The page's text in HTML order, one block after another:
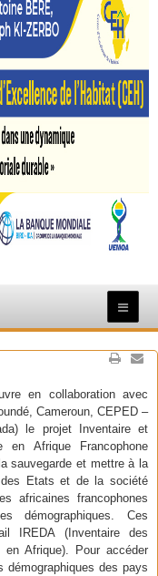
en collaboration avec
Cameroun, CEPED –
le projet Inventaire et
en Afrique Francophone
sauvegarde et mettre à la
Etats et de la société
africaines francophones
démographiques. Ces
IREDA (Inventaire des
en Afrique). Pour accéder
démographiques des pays